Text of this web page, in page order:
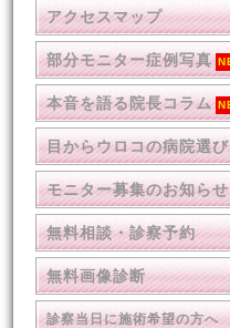
アクセスマップ
部分モニター症例写真
本音を語る院長コラム
目からウロコの病院選び
モニター募集のお知らせ
無料相談・診察予約
無料画像診断
診察当日に施術希望の方へ